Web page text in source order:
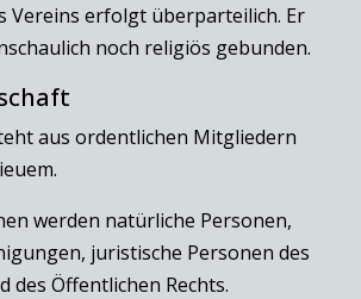
Vereins erfolgt überparteilich. Er
noch religiös gebunden.
aus ordentlichen Mitgliedern
werden natürliche Personen,
juristische Personen des
des Öffentlichen Rechts.